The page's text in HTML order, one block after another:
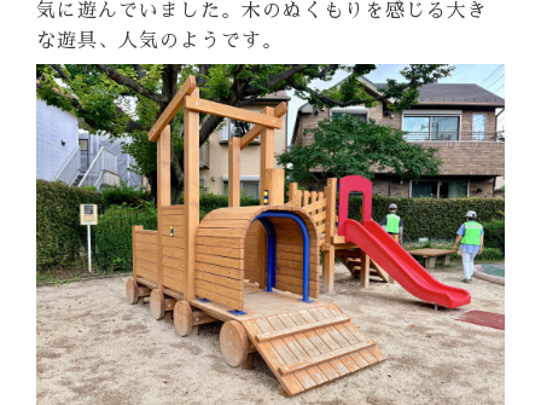
気に遊んでいました。木のぬくもりを感じる大き
な遊具、人気のようです。